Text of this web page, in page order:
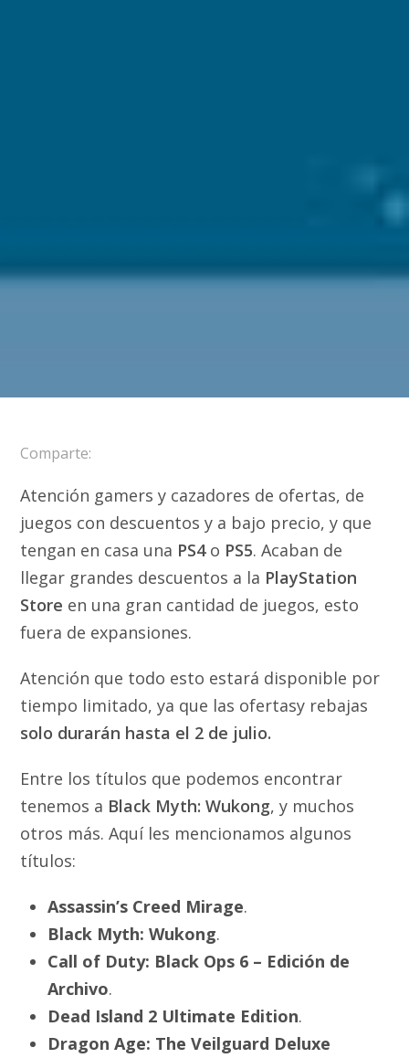
Comparte:
Atención gamers y cazadores de ofertas, de
juegos con descuentos y a bajo precio, y que
tengan en casa una PS4 o PS5. Acaban de
llegar grandes descuentos a la PlayStation
Store en una gran cantidad de juegos, esto
fuera de expansiones.
Atención que todo esto estará disponible por
tiempo limitado, ya que las ofertasy rebajas
solo durarán hasta el 2 de julio.
Entre los títulos que podemos encontrar
tenemos a Black Myth: Wukong, y muchos
otros más. Aquí les mencionamos algunos
títulos:
Assassin’s Creed Mirage.
Black Myth: Wukong.
Call of Duty: Black Ops 6 – Edición de
Archivo.
Dead Island 2 Ultimate Edition.
Dragon Age: The Veilguard Deluxe